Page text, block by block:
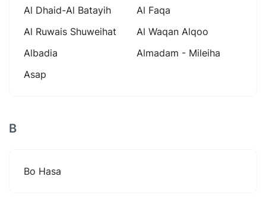
Al Dhaid-Al Batayih
Al Faqa
Al Ruwais Shuweihat
Al Waqan Alqoo
Albadia
Almadam - Mileiha
Asap
B
Bo Hasa